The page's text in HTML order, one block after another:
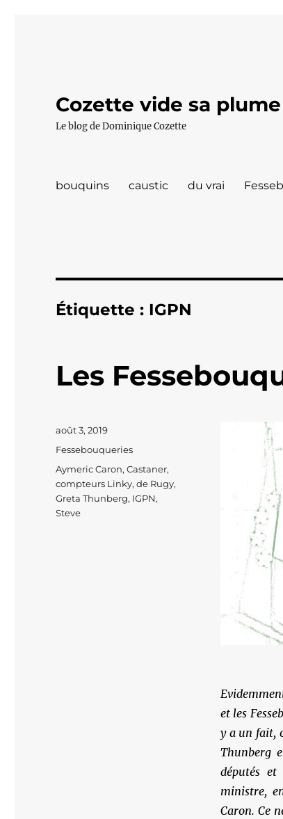
Cozette vide sa plume
Le blog de Dominique Cozette
bouquins caustic du vrai
Étiquette : IGPN
Les
et les
y a un fait,
Thunberg
députés
ministre,
Caron. Ce
Publié
août 3, 2019
Catégories
Fessebouqueries
Étiquettes
Aymeric Caron,Castaner,
compteurs Linky,de Rugy,
Greta Thunberg, IGPN,
Steve